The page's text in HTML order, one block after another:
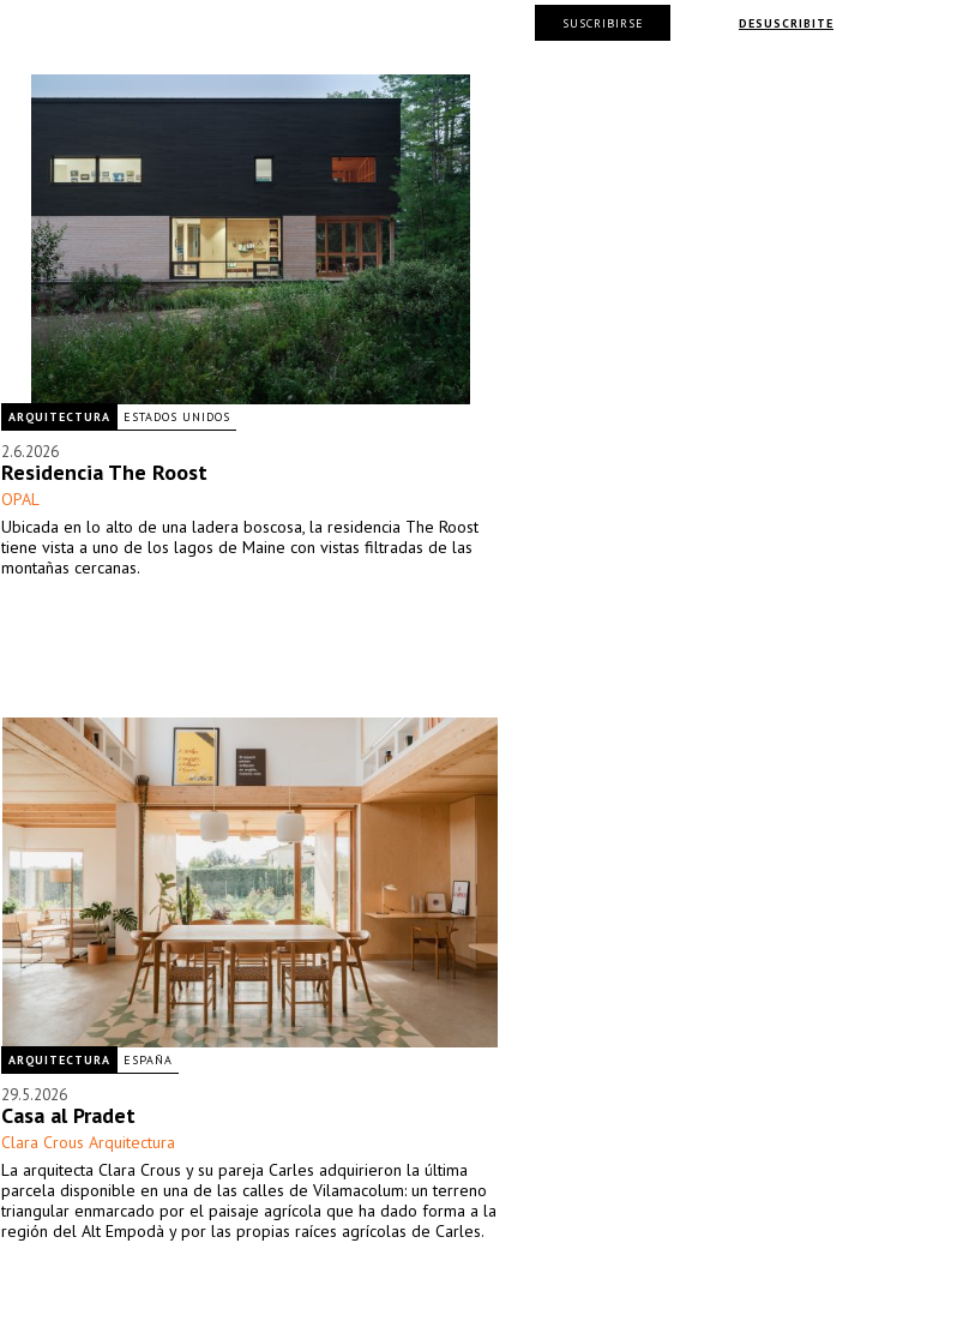
ARQUITECTURA ESTADOS UNIDOS
2.6.2026
Residencia The Roost
OPAL
Ubicada en lo alto de una ladera boscosa, la residencia The Roost
tiene vista a uno de los lagos de Maine con vistas filtradas de las
montañas cercanas.
ARQUITECTURA ESPAÑA
29.5.2026
Casa al Pradet
Clara Crous Arquitectura
La arquitecta Clara Crous y su pareja Carles adquirieron la última
parcela disponible en una de las calles de Vilamacolum: un terreno
triangular enmarcado por el paisaje agrícola que ha dado forma a la
región del Alt Empodà y por las propias raíces agrícolas de Carles.
DESUSCRIBITE
SUSCRIBIRSE